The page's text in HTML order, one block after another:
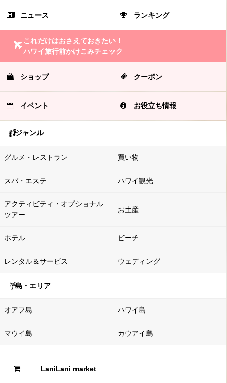
ニュース ランキング
これだけはおさえておきたい！
ハワイ旅行前かけこみチェック
ショップ クーポン
イベント お役立ち情報
ジャンル
グルメ・レストラン 買い物
スパ・エステ ハワイ観光
アクティビティ・オプショナル
ツアー
お土産
ホテル ビーチ
レンタル＆サービス ウェディング
島・エリア
オアフ島 ハワイ島
マウイ島 カウアイ島
LaniLani market